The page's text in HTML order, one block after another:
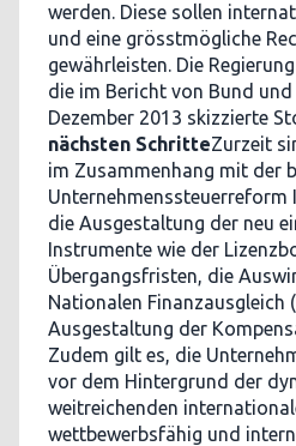
werden. Diese sollen
und eine grösstmögliche
gewährleisten. Die
die im Bericht von Bund
Dezember 2013 skizzierte
nächsten SchritteZurzeit
im Zusammenhang mit der
Unternehmenssteuerreform
die Ausgestaltung der neu
Instrumente wie der
Übergangsfristen, die
Nationalen Finanzausgleich
Ausgestaltung der
Zudem gilt es, die
vor dem Hintergrund der
weitreichenden
wettbewerbsfähig und